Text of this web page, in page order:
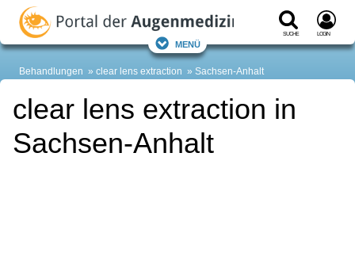
Suche Login
Menü
Behandlungen clear lens extraction Sachsen-Anhalt
clear lens extraction in
Sachsen-Anhalt